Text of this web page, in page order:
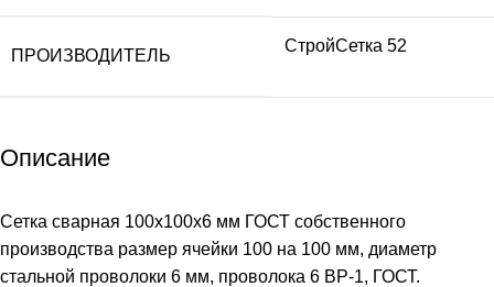
ПРОИЗВОДИТЕЛЬ
СтройСетка 52
Описание
Сетка сварная 100х100х6 мм ГОСТ собственного
производства размер ячейки 100 на 100 мм, диаметр
стальной проволоки 6 мм, проволока 6 ВР-1, ГОСТ.